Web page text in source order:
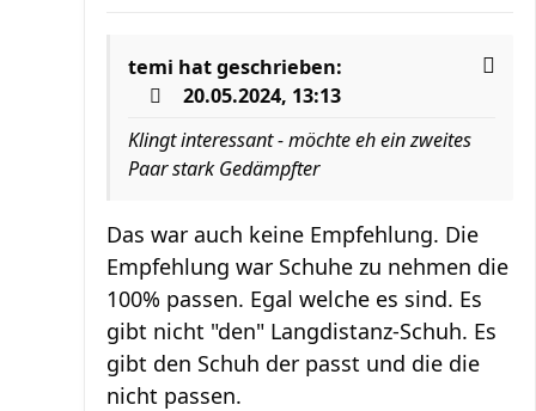
temi hat geschrieben:
20.05.2024, 13:13
Klingt interessant - möchte eh ein zweites
Paar stark Gedämpfter
Das war auch keine Empfehlung. Die
Empfehlung war Schuhe zu nehmen die
100% passen. Egal welche es sind. Es
gibt nicht "den" Langdistanz-Schuh. Es
gibt den Schuh der passt und die die
nicht passen.